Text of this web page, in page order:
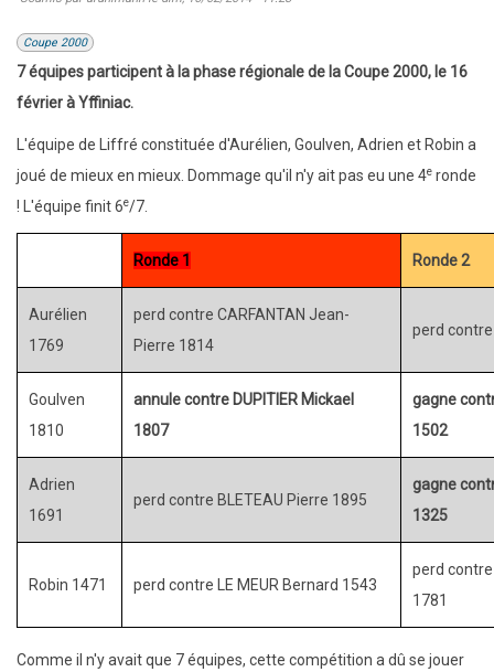
Coupe 2000
7 équipes participent à la phase régionale de la Coupe 2000, le 16
février à Yffiniac.
L'équipe de Liffré constituée d'Aurélien, Goulven, Adrien et Robin a
joué de mieux en mieux. Dommage qu'il n'y ait pas eu une 4e ronde
! L'équipe finit 6e/7.
Ronde 1 Ronde 2
Aurélien
1769
perd contre CARFANTAN Jean-
Pierre 1814
perd contre
Goulven
1810
annule contre DUPITIER Mickael
1807
gagne
1502
Adrien
1691
perd contre BLETEAU Pierre 1895
gagne
1325
Robin 1471 perd contre LE MEUR Bernard 1543
perd contre
1781
Comme il n'y avait que 7 équipes, cette compétition a dû se jouer